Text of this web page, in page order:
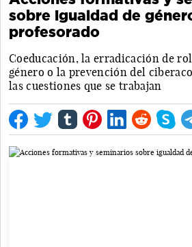
sobre igualdad de
profesorado
Coeducación, la erradicación de
género o la prevención del
las cuestiones que se trabajan